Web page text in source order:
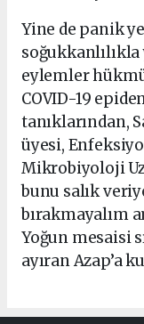
Yine de panik
soğukkanlılıkla
eylemler
COVID-19
tanıklarından,
üyesi,
Mikrobiyoloji
bunu salık
bırakmayalım
Yoğun mesaisi
ayıran Azap’a